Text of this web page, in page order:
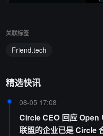
关联标签
Friend.tech
精选快讯
08-05 17:08
Circle CEO 回应 Open
联盟的企业已是 Circle